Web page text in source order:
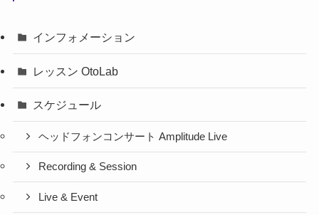
インフォメーション
レッスン OtoLab
スケジュール
ヘッドフォンコンサート Amplitude Live
Recording & Session
Live & Event